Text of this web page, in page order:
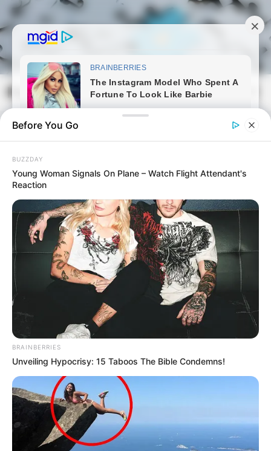
Skip
to
content
Magyarmozaik.com
Meghalt Gulyás Zsolt
rendőrfőkapitány
Szerző • May 12, 2026
Before You Go
BUZZDAY
Young Woman Signals On Plane – Watch Flight Attendant's
Reaction
BRAINBERRIES
Unveiling Hypocrisy: 15 Taboos The Bible Condemns!